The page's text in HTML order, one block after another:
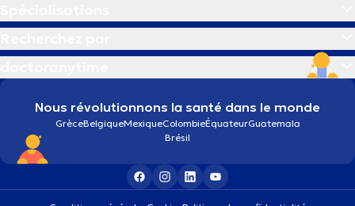
Nous révolutionnons la santé dans le monde
GrèceBelgiqueMexiqueColombieÉquateurGuatemala
Brésil